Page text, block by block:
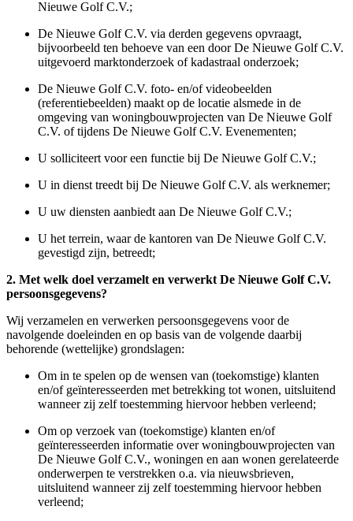
Nieuwe Golf C.V.;
De Nieuwe Golf C.V. via derden gegevens opvraagt,
bijvoorbeeld ten behoeve van een door De Nieuwe Golf C.V.
uitgevoerd marktonderzoek of kadastraal onderzoek;
De Nieuwe Golf C.V. foto- en/of videobeelden
(referentiebeelden) maakt op de locatie alsmede in de
omgeving van woningbouwprojecten van De Nieuwe Golf
C.V. of tijdens De Nieuwe Golf C.V. Evenementen;
U solliciteert voor een functie bij De Nieuwe Golf C.V.;
U in dienst treedt bij De Nieuwe Golf C.V. als werknemer;
U uw diensten aanbiedt aan De Nieuwe Golf C.V.;
U het terrein, waar de kantoren van De Nieuwe Golf C.V.
gevestigd zijn, betreedt;
2. Met welk doel verzamelt en verwerkt De Nieuwe Golf C.V.
persoonsgegevens?
Wij verzamelen en verwerken persoonsgegevens voor de
navolgende doeleinden en op basis van de volgende daarbij
behorende (wettelijke) grondslagen:
Om in te spelen op de wensen van (toekomstige) klanten
en/of geïnteresseerden met betrekking tot wonen, uitsluitend
wanneer zij zelf toestemming hiervoor hebben verleend;
Om op verzoek van (toekomstige) klanten en/of
geïnteresseerden informatie over woningbouwprojecten van
De Nieuwe Golf C.V., woningen en aan wonen gerelateerde
onderwerpen te verstrekken o.a. via nieuwsbrieven,
uitsluitend wanneer zij zelf toestemming hiervoor hebben
verleend;